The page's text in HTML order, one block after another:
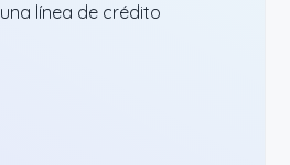
línea de crédito